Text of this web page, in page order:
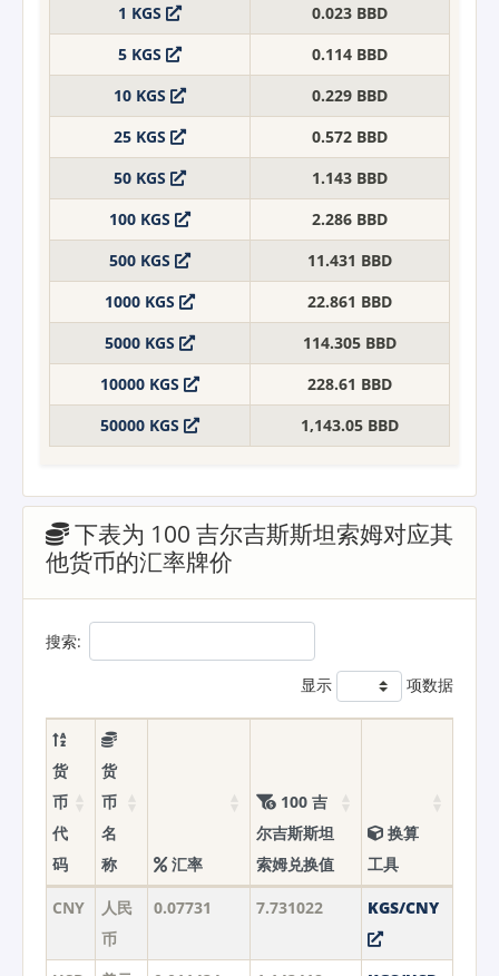
1 KGS
0.023 BBD
5 KGS
0.114 BBD
10 KGS
0.229 BBD
25 KGS
0.572 BBD
50 KGS
1.143 BBD
100 KGS
2.286 BBD
500 KGS
11.431 BBD
1000 KGS
22.861 BBD
5000 KGS
114.305 BBD
10000 KGS
228.61 BBD
50000 KGS
1,143.05 BBD
下表为 100 吉尔吉斯斯坦索姆对应其
他货币的汇率牌价
搜索:
显示 项数据
货
币
代
码
货
币
名
称
汇率
100 吉
尔吉斯斯坦
索姆兑换值
换算
工具
CNY
人民
币
0.07731 7.731022 KGS/CNY